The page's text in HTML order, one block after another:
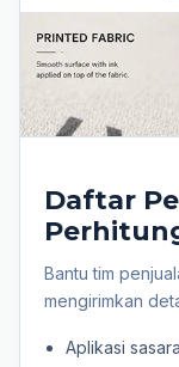
Daftar
Bantu tim
mengirimkan
Aplikasi